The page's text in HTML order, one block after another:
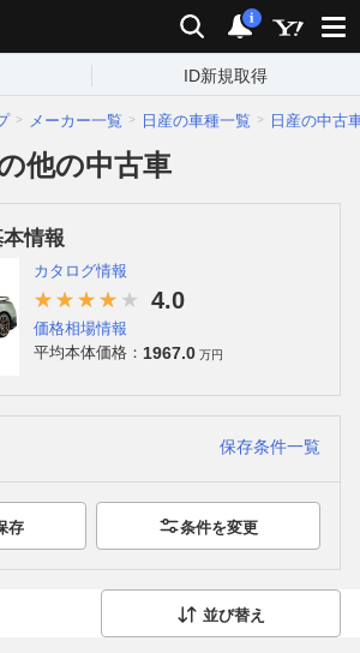
検索 通知
i
ID新規取得
メーカー一覧 日産の車種一覧 日産の中古
他の中古車
情報
カタログ情報
4.0
価格相場情報
平均本体価格： 1967.0 万円
保存条件一覧
存 条件を変更
並び替え